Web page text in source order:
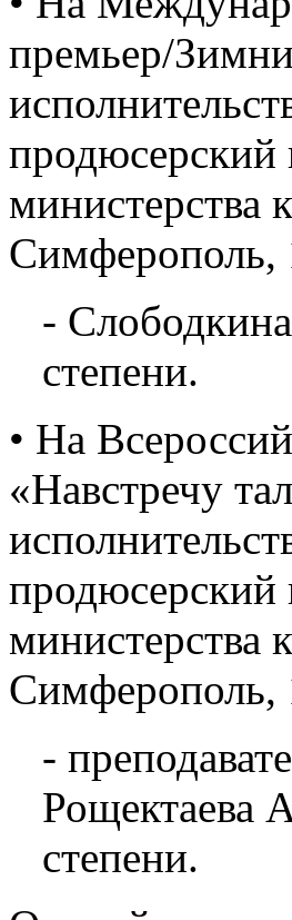
премьер/
министерства
Симферополь,
-
степени.
• На
«Навстречу
министерства
Симферополь,
-
Рощектаева
степени.